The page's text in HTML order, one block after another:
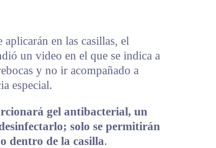
aplicarán en las casillas, el
un video en el que se indica a
y no ir acompañado a
especial.
gel antibacterial, un
solo se permitirán
dentro de la casilla.